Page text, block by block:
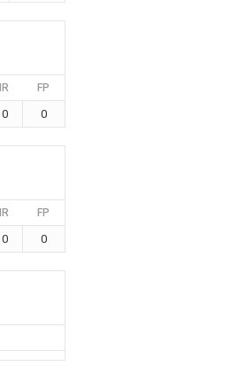
IR FP
0 0
IR FP
0 0